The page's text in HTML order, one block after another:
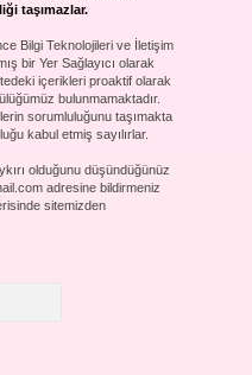
taşımazlar.
Bilgi Teknolojileri ve İletişim
bir Yer Sağlayıcı olarak
içerikleri proaktif olarak
bulunmamaktadır.
sorumluluğunu taşımakta
kabul etmiş sayılırlar.
olduğunu düşündüğünüz
adresine bildirmeniz
sitemizden